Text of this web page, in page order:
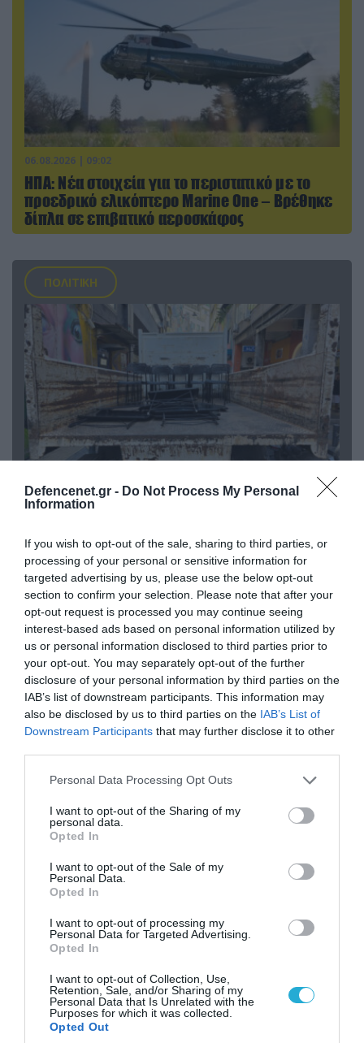
Defencenet.gr - Do Not Process My Personal
Information
If you wish to opt-out of the sale, sharing to third parties, or
processing of your personal or sensitive information for
targeted advertising by us, please use the below opt-out
section to confirm your selection. Please note that after your
opt-out request is processed you may continue seeing
interest-based ads based on personal information utilized by
us or personal information disclosed to third parties prior to
your opt-out. You may separately opt-out of the further
disclosure of your personal information by third parties on the
IAB’s list of downstream participants. This information may
also be disclosed by us to third parties on the IAB’s List of
Downstream Participants that may further disclose it to other
Please note that this website/app uses one or more Google
not limited to your visit or usage behaviour. You may click to
grant or deny consent to Google and its third-party tags to
use your data for below specified purposes in below Google
consent section.
Personal Data Processing Opt Outs
I want to opt-out of the Sharing of my
personal data.
Opted In
I want to opt-out of the Sale of my
Personal Data.
Opted In
I want to opt-out of processing my
Personal Data for Targeted Advertising.
Opted In
I want to opt-out of Collection, Use,
Retention, Sale, and/or Sharing of my
Personal Data that Is Unrelated with the
Purposes for which it was collected.
Opted Out
06.08.2026 | 09:02
ΗΠΑ: Nέα στοιχεία για το περιστατικό με το
προεδρικό ελικόπτερο Marine One – Βρέθηκε
δίπλα σε επιβατικό αεροσκάφος
ΠΟΛΙΤΙΚΗ
06.08.2026 | 14:02
Αθήνα: Απομακρύνθηκαν παράνομα
αντικείμενα από κοινόχρηστους χώρους
«Οι εντελώς αθώοι»: Η ανάρτηση του Αρκά για
τα ζώα που χάθηκαν στις πυρκαγιές της